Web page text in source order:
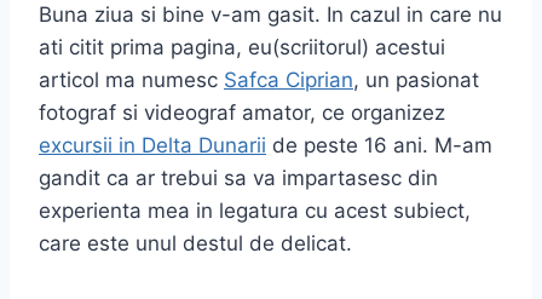
Buna ziua si bine v-am gasit. In cazul in care nu
ati citit prima pagina, eu(scriitorul) acestui
articol ma numesc Safca Ciprian, un pasionat
fotograf si videograf amator, ce organizez
excursii in Delta Dunarii de peste 16 ani. M-am
gandit ca ar trebui sa va impartasesc din
experienta mea in legatura cu acest subiect,
care este unul destul de delicat.